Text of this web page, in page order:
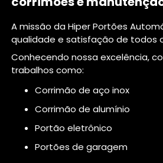
A missão da Hiper Portões
qualidade e satisfação de todos
Conhecendo nossa excelência,
trabalhos como:
corrimão de aço inox
corrimão de alumínio
portão eletrônico
portões de garagem